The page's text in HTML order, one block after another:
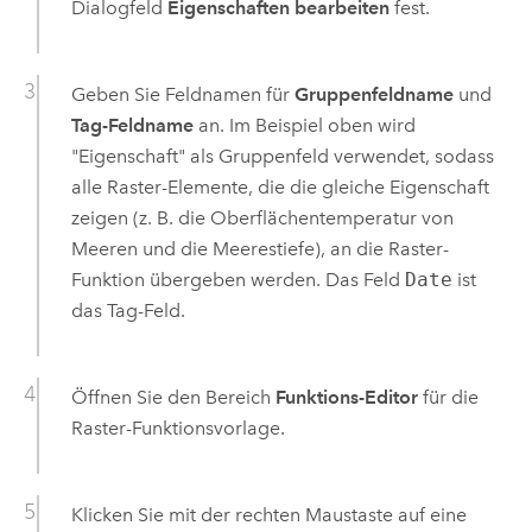
Dialogfeld Eigenschaften bearbeitenfest.
Geben Sie Feldnamen für Gruppenfeldnameund
Tag-Feldnamean. Im Beispiel oben wird
"Eigenschaft" als Gruppenfeld verwendet, sodass
alle Raster-Elemente, die die gleiche Eigenschaft
zeigen (z. B. die Oberflächentemperatur von
Meeren und die Meerestiefe), an die Raster-
Funktion übergeben werden. Das Feld Date ist
das Tag-Feld.
Öffnen Sie den Bereich Funktions-Editorfür die
Raster-Funktionsvorlage.
Klicken Sie mit der rechten Maustaste auf eine